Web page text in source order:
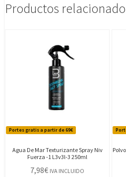
Productos
Portes gratis a partir de 69€
Agua De Mar Texturizante Spray Niv
Fuerza -1 L3v3l-3 250ml
7,98€ IVA INCLUIDO